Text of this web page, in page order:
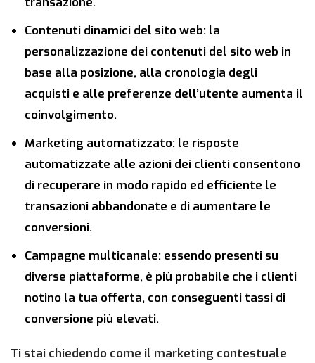
Contenuti dinamici del sito web: la
personalizzazione dei contenuti del sito web in
base alla posizione, alla cronologia degli
acquisti e alle preferenze dell’utente aumenta il
coinvolgimento.
Marketing automatizzato: le risposte
automatizzate alle azioni dei clienti consentono
di recuperare in modo rapido ed efficiente le
transazioni abbandonate e di aumentare le
conversioni.
Campagne multicanale: essendo presenti su
diverse piattaforme, è più probabile che i clienti
notino la tua offerta, con conseguenti tassi di
conversione più elevati.
Ti stai chiedendo come il marketing contestuale